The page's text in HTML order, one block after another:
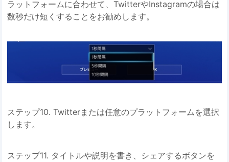
ラットフォームに合わせて、TwitterやInstagramの場合は
数秒だけ短くすることをお勧めします。
ステップ10. Twitterまたは任意のプラットフォームを選択
します。
ステップ11. タイトルや説明を書き、シェアするボタンを